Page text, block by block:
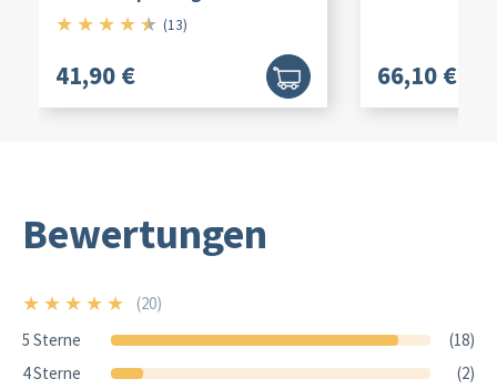
★ ★ ★ ★ ★4.5/5
(13)
41,90 € 66,10 €
Bewertungen
★ ★ ★ ★ ★ 5/5
(20)
5 Sterne
(18)
4 Sterne
(2)